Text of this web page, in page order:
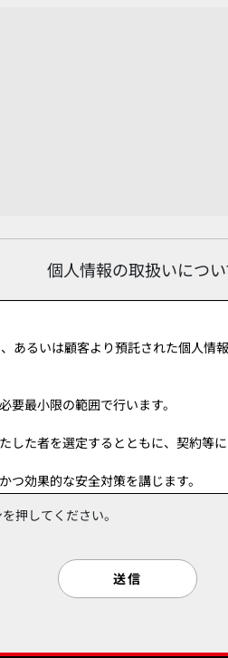
個人情報の取扱いについ
押してください。